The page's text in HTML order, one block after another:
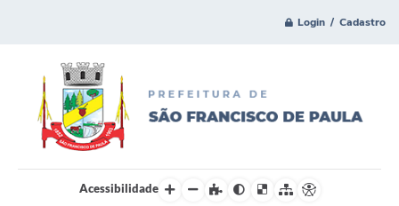
Login / Cadastro
Acessibilidade